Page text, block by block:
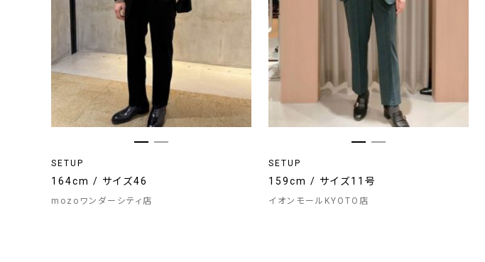
SETUP
164cm / サイズ46
mozoワンダーシティ店
SETUP
159cm / サイズ11号
イオンモールKYOTO店